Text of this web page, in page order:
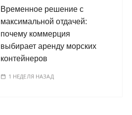
Временное решение с
максимальной отдачей:
почему коммерция
выбирает аренду морских
контейнеров
1 НЕДЕЛЯ НАЗАД